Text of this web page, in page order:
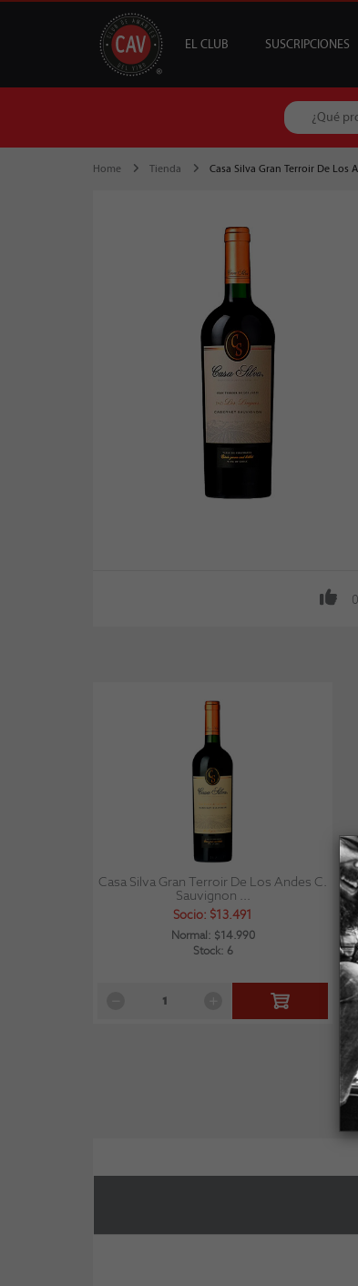
EL CLUB SUSCRIPCIONES
Home Tienda Casa Silva Gran Terroir De Los
0
Casa Silva Gran Terroir De Los Andes C.
Sauvignon ...
Socio: $13.491
Normal: $14.990
Stock: 6